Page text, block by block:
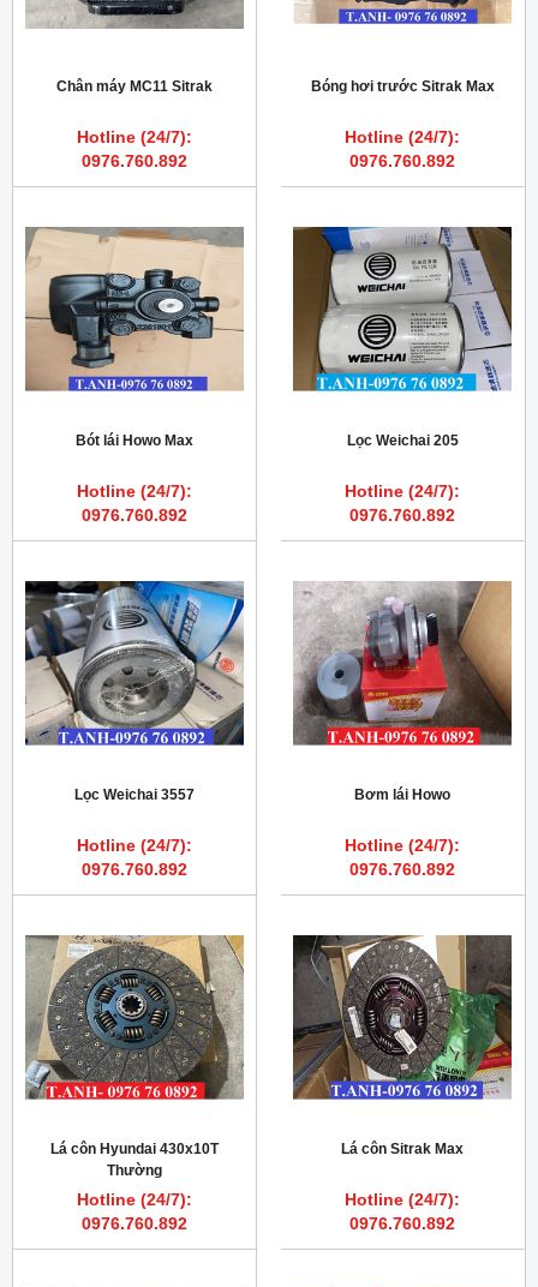
Chân máy MC11 Sitrak
Hotline (24/7):
0976.760.892
Bóng hơi trước Sitrak Max
Hotline (24/7):
0976.760.892
Bót lái Howo Max
Hotline (24/7):
0976.760.892
Lọc Weichai 205
Hotline (24/7):
0976.760.892
Lọc Weichai 3557
Hotline (24/7):
0976.760.892
Bơm lái Howo
Hotline (24/7):
0976.760.892
Lá côn Hyundai 430x10T
Thường
Hotline (24/7):
0976.760.892
Lá côn Sitrak Max
Hotline (24/7):
0976.760.892